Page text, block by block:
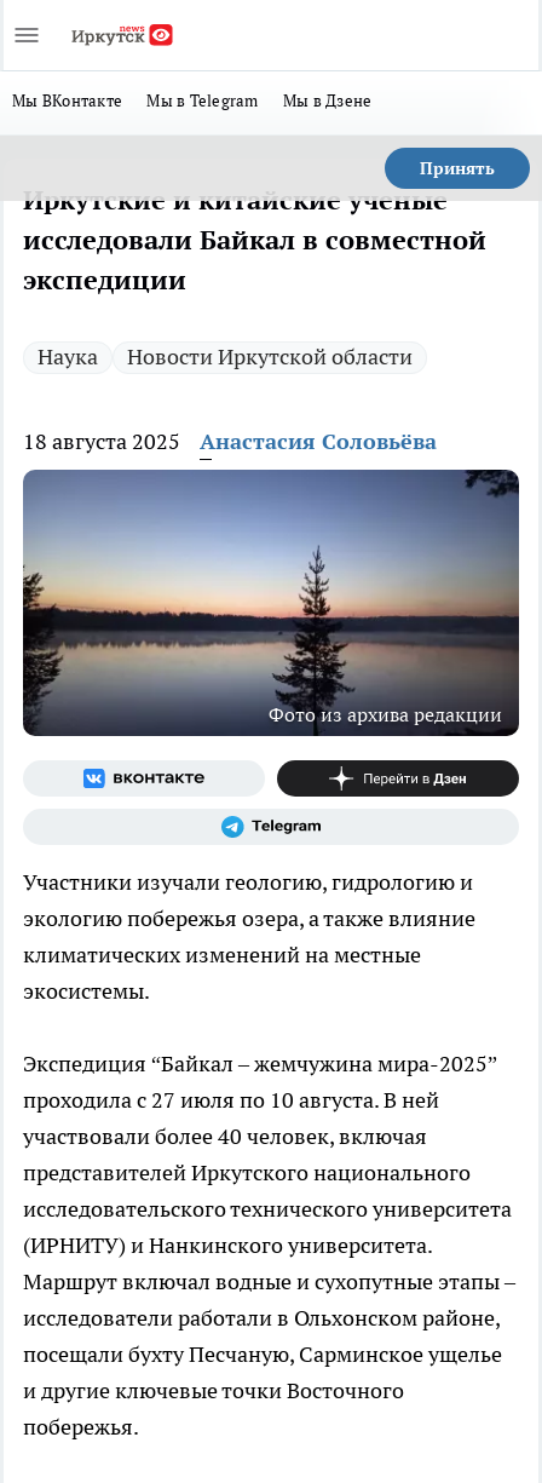
Мы ВКонтакте Мы в Telegram Мы в Дзене
Принять
Иркутские и китайские ученые
исследовали Байкал в совместной
экспедиции
Наука Новости Иркутской области
18 августа 2025 Анастасия Соловьёва
Фото из архива редакции
Участники изучали геологию, гидрологию и
экологию побережья озера, а также влияние
климатических изменений на местные
экосистемы.
Экспедиция “Байкал – жемчужина мира-2025”
проходила с 27 июля по 10 августа. В ней
участвовали более 40 человек, включая
представителей Иркутского национального
исследовательского технического университета
(ИРНИТУ) и Нанкинского университета.
Маршрут включал водные и сухопутные этапы –
исследователи работали в Ольхонском районе,
посещали бухту Песчаную, Сарминское ущелье
и другие ключевые точки Восточного
побережья.